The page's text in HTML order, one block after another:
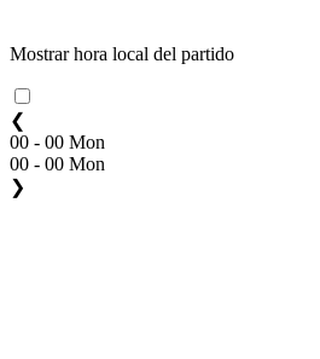
Mostrar hora local del partido
❮
00 - 00 Mon
00 - 00 Mon
❯